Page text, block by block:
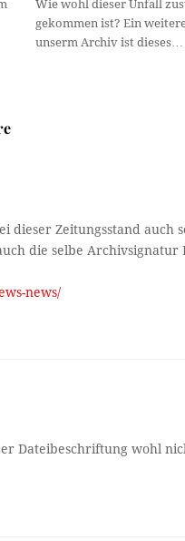
Wie wohl dieser Unfall
gekommen ist? Ein
unserm Archiv ist dieses…
dieser Zeitungsstand
die selbe Archivsignatur
news/
Dateibeschriftung wohl